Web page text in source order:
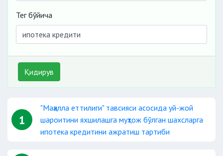
Тег бўйича
Қидирув
1
"Маҳалла еттилиги" тавсияси асосида уй-жой
шароитини яхшилашга муҳтож бўлган шахсларга
ипотека кредитини ажратиш тартиби